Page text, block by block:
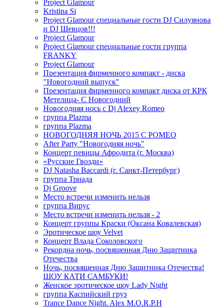
Project Glamour
Kristina Si
Project Glamour специальные гости DJ Силуянова
и DJ Шевцов!!!
Project Glamour
Project Glamour специальные гости группа
FRANKY
Project Glamour
Презентация фирменного компакт - диска
"Новогодний выпуск"
Презентация фирменного компакт диска от КРК
Метелица- С Новогодний
Новогодняя нось с Dj Alexey Romeo
группа Plazma
группа Plazma
НОВОГОДНЯЯ НОЧЬ 2015 C РОМЕО
After Party "Новогодняя ночь"
Концерт певицы Афродита (г. Москва)
«Русские Гвозди»
DJ Natasha Baccardi (г. Санкт-Петербург)
группа Триада
Dj Groove
Место встречи изменить нельзя
группа Вирус
Место встречи изменить нельзя - 2
Концерт группы Краски (Оксана Ковалевская)
Эротическое шоу Velvet
Концерт Влада Соколовского
Рекордна ночь, посвященная Дню Защитника
Отечества
Ночь, посвященная Дню Защитника Отечества!
ШОУ КАТИ САМБУКИ!
Женское эротическое шоу Lady Night
группа Каспийский груз
Trance Dance Night. Alex M.O.R.P.H